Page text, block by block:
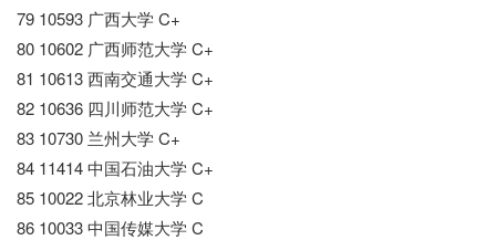
79 10593 广西大学 C+
80 10602 广西师范大学 C+
81 10613 西南交通大学 C+
82 10636 四川师范大学 C+
83 10730 兰州大学 C+
84 11414 中国石油大学 C+
85 10022 北京林业大学 C
86 10033 中国传媒大学 C